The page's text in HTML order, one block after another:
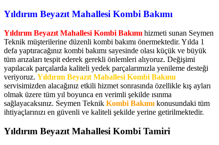
Yıldırım Beyazıt Mahallesi Kombi Bakımı
Yıldırım Beyazıt Mahallesi Kombi Bakımı hizmeti sunan Seymen
Teknik müşterilerine düzenli kombi bakımı önermektedir. Yılda 1
defa yaptıracağınız kombi bakımı sayesinde olası küçük ve büyük
tüm arızaları tespit ederek gerekli önlemleri alıyoruz. Değişimi
yapılacak parçalarda kaliteli yedek parçalarımızla yenileme desteği
veriyoruz. Yıldırım Beyazıt Mahallesi Kombi Bakımı
servisimizden alacağınız etkili hizmet sonrasında özellikle kış ayları
olmak üzere tüm yıl boyunca en verimli şekilde ısınma
sağlayacaksınız. Seymen Teknik Kombi Bakımı konusundaki tüm
ihtiyaçlarınızı en güvenli ve kaliteli şekilde yerine getirilmektedir.
Yıldırım Beyazıt Mahallesi Kombi Tamiri